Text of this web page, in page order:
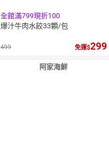
全館滿799現折100
爆汁牛肉水餃33顆/包
499 免運 299
阿家海鮮